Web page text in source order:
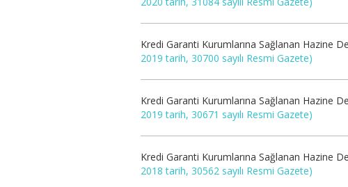
Kredi Garanti Kurumlarına Sağlanan Hazine
2019 tarih, 30700 sayılı Resmi Gazete)
Kredi Garanti Kurumlarına Sağlanan Hazine
2019 tarih, 30671 sayılı Resmi Gazete)
Kredi Garanti Kurumlarına Sağlanan Hazine
2018 tarih, 30562 sayılı Resmi Gazete)